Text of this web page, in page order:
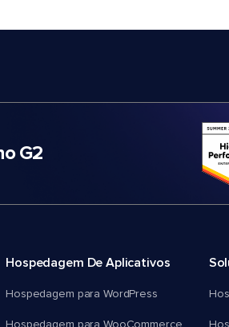
G2
Hospedagem De Aplicativos
Hospedagem para WordPress